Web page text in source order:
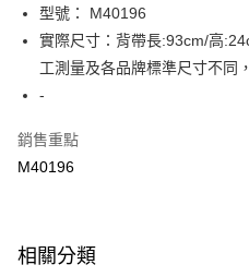
【「AFTEE先享後付」結帳流程】
１．於結帳方式選擇「AFTEE先享後
結帳頁面，進行簡訊認證並確認金額
ATM／網路銀行／等多元方式進行付
※ 請注意：結帳手續完成當下不需立
購買商品的店家。未經商家同意取消
客戶支援中心」
免運費
7-11取貨付款
付款後7-11取貨
免運費
型號： M40196
實際尺寸：背帶長:93cm/高
工測量及各品牌標準尺寸不同
-
銷售重點
M40196
相關分類